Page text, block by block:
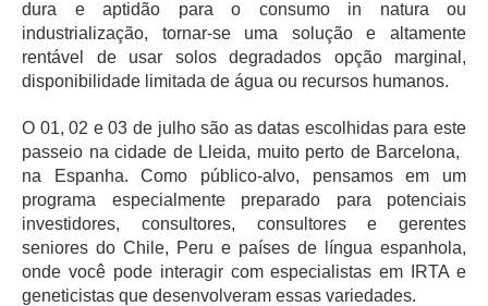
dura e aptidão para o consumo in natura ou
industrialização, tornar-se uma solução e altamente
rentável de usar solos degradados opção marginal,
disponibilidade limitada de água ou recursos humanos.
O 01, 02 e 03 de julho são as datas escolhidas para este
passeio na cidade de Lleida, muito perto de Barcelona, ​​
na Espanha. Como público-alvo, pensamos em um
programa especialmente preparado para potenciais
investidores, consultores, consultores e gerentes
seniores do Chile, Peru e países de língua espanhola,
onde você pode interagir com especialistas em IRTA e
geneticistas que desenvolveram essas variedades.